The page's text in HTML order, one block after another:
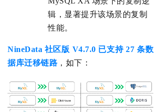
辑，显著提升该场景的复制
性能。
NineData 社区版 V4.7.0 已支持 27 条数
据库迁移链路 ，如下：